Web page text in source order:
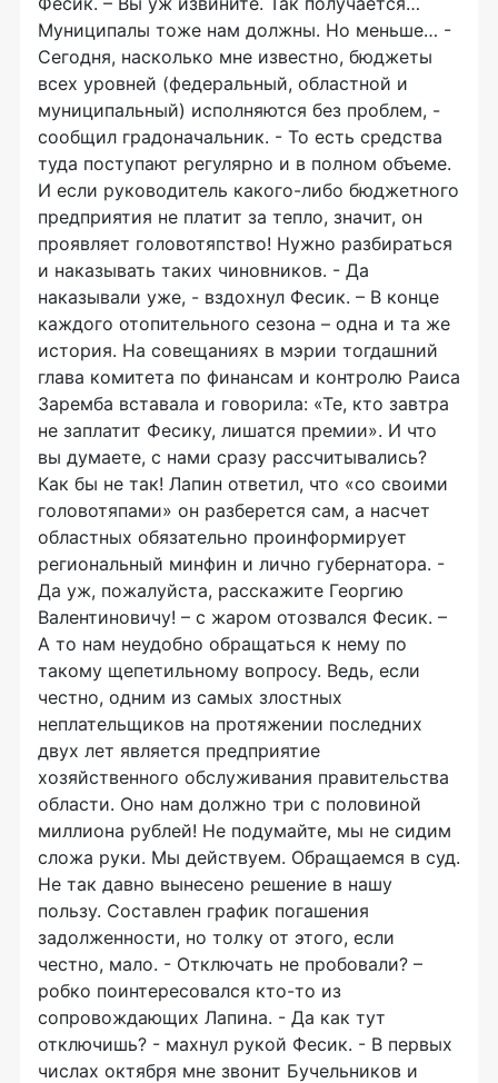
Муниципалы тоже нам должны. Но меньше… -
Сегодня, насколько мне известно, бюджеты
всех уровней (федеральный, областной и
муниципальный) исполняются без проблем, -
сообщил градоначальник. - То есть средства
туда поступают регулярно и в полном объеме.
И если руководитель какого-либо бюджетного
предприятия не платит за тепло, значит, он
проявляет головотяпство! Нужно разбираться
и наказывать таких чиновников. - Да
наказывали уже, - вздохнул Фесик. – В конце
каждого отопительного сезона – одна и та же
история. На совещаниях в мэрии тогдашний
глава комитета по финансам и контролю Раиса
Заремба вставала и говорила: «Те, кто завтра
не заплатит Фесику, лишатся премии». И что
вы думаете, с нами сразу рассчитывались?
Как бы не так! Лапин ответил, что «со своими
головотяпами» он разберется сам, а насчет
областных обязательно проинформирует
региональный минфин и лично губернатора. -
Да уж, пожалуйста, расскажите Георгию
Валентиновичу! – с жаром отозвался Фесик. –
А то нам неудобно обращаться к нему по
такому щепетильному вопросу. Ведь, если
честно, одним из самых злостных
неплательщиков на протяжении последних
двух лет является предприятие
хозяйственного обслуживания правительства
области. Оно нам должно три с половиной
миллиона рублей! Не подумайте, мы не сидим
сложа руки. Мы действуем. Обращаемся в суд.
Не так давно вынесено решение в нашу
пользу. Составлен график погашения
задолженности, но толку от этого, если
честно, мало. - Отключать не пробовали? –
робко поинтересовался кто-то из
сопровождающих Лапина. - Да как тут
отключишь? - махнул рукой Фесик. - В первых
числах октября мне звонит Бучельников и